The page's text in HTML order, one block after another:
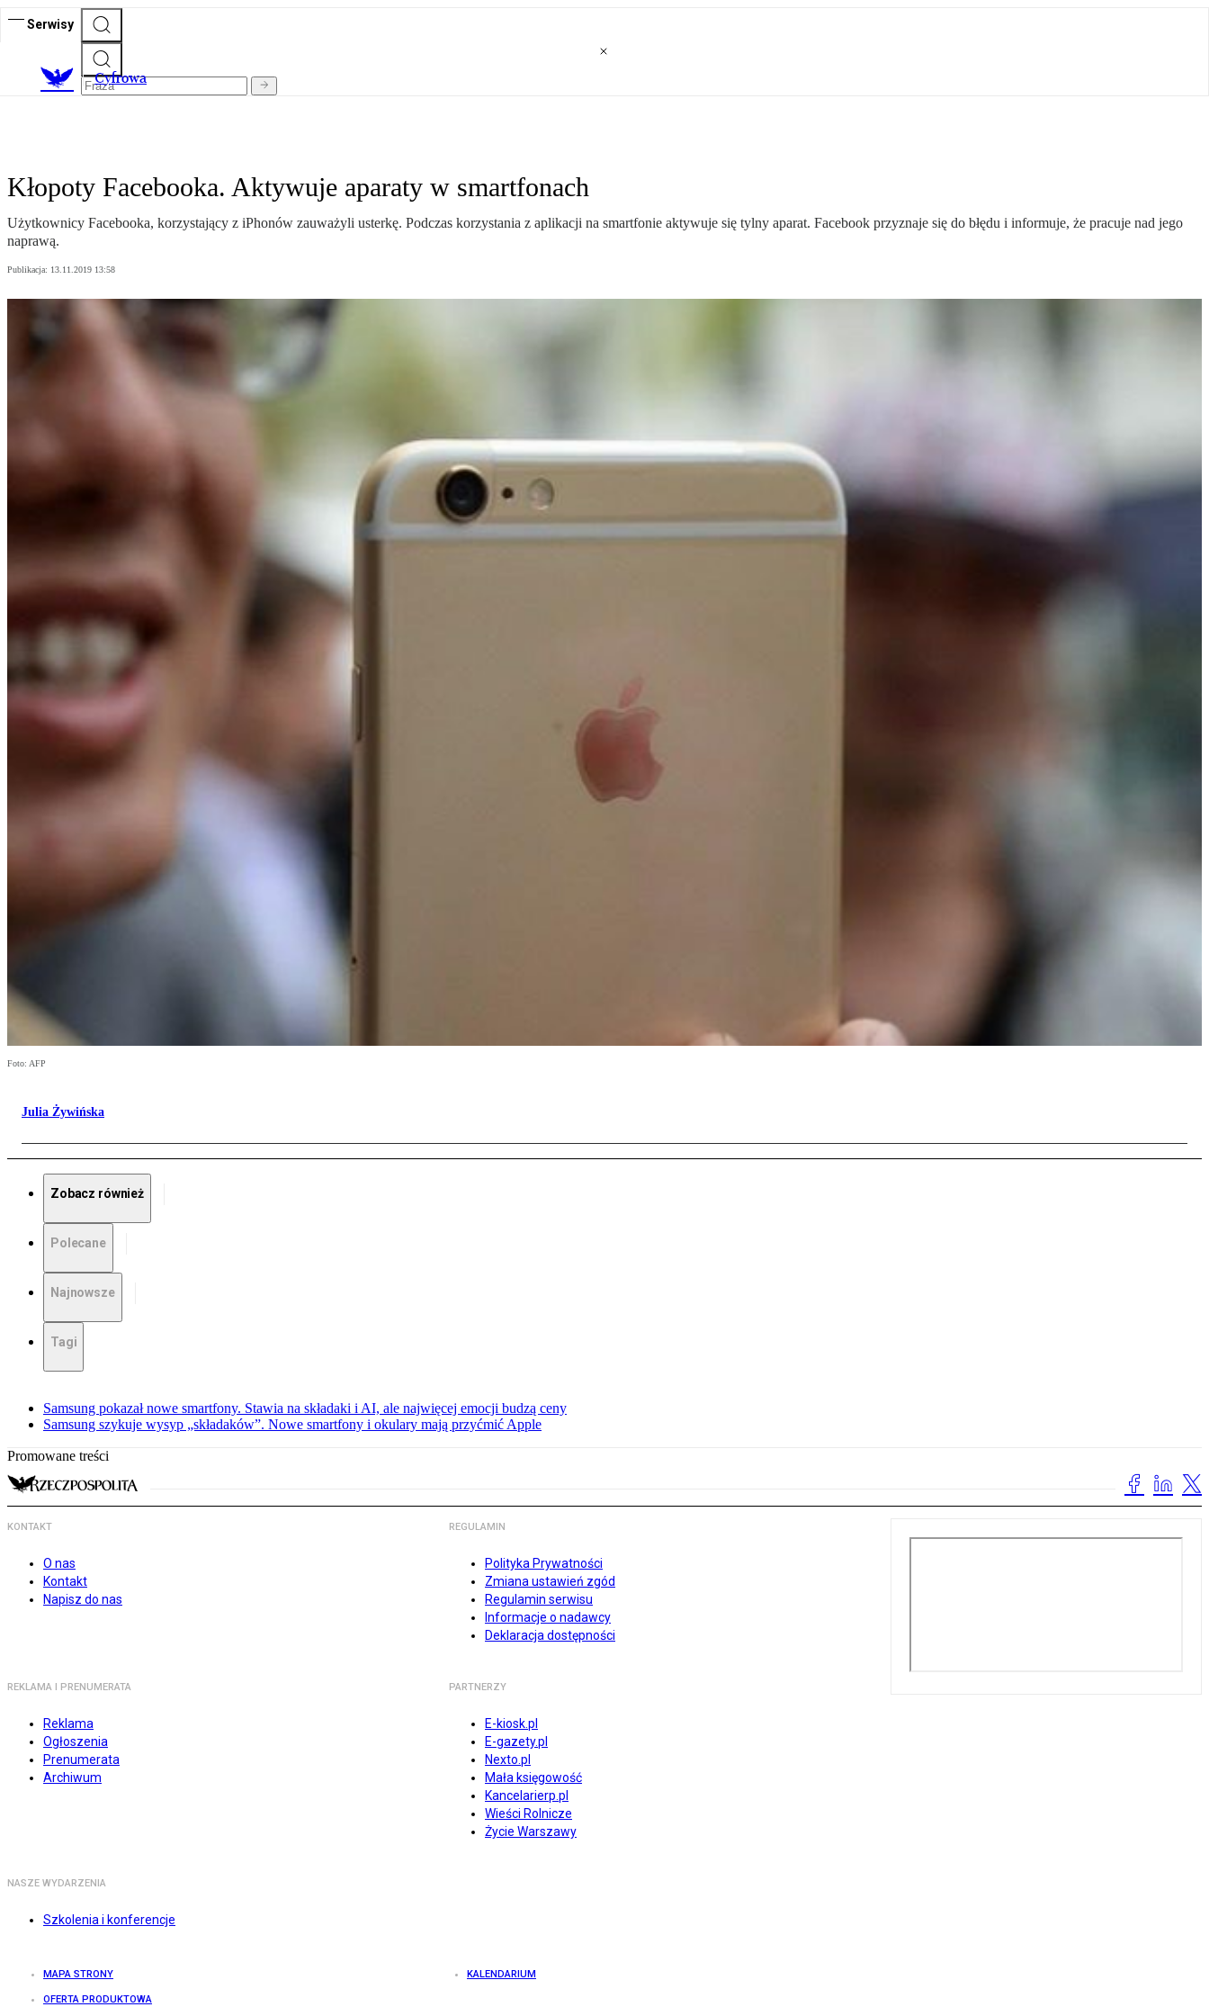
Serwisy
Cyfrowa
Kłopoty Facebooka. Aktywuje aparaty w smartfonach
Użytkownicy Facebooka, korzystający z iPhonów zauważyli usterkę. Podczas korzystania z aplikacji na smartfonie aktywuje się tylny aparat. Facebook przyznaje się do błędu i informuje, że pracuje nad jego
naprawą.
Publikacja: 13.11.2019 13:58
Foto: AFP
Julia Żywińska
Zobacz również
Polecane
Najnowsze
Tagi
Samsung pokazał nowe smartfony. Stawia na składaki i AI, ale najwięcej emocji budzą ceny
Samsung szykuje wysyp „składaków”. Nowe smartfony i okulary mają przyćmić Apple
Promowane treści
KONTAKT
O nas
Kontakt
Napisz do nas
REGULAMIN
Polityka Prywatności
Zmiana ustawień zgód
Regulamin serwisu
Informacje o nadawcy
Deklaracja dostępności
REKLAMA I PRENUMERATA
Reklama
Ogłoszenia
Prenumerata
Archiwum
PARTNERZY
E-kiosk.pl
E-gazety.pl
Nexto.pl
Mała księgowość
Kancelarierp.pl
Wieści Rolnicze
Życie Warszawy
NASZE WYDARZENIA
Szkolenia i konferencje
MAPA STRONY KALENDARIUM
OFERTA PRODUKTOWA